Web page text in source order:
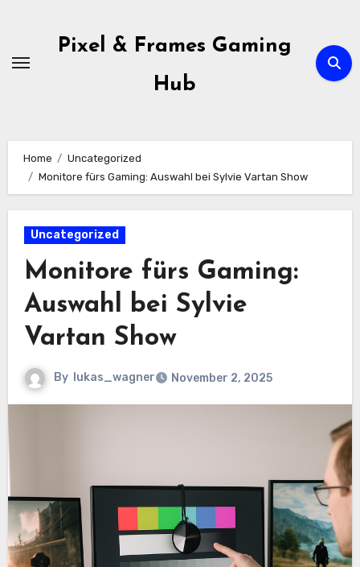
content
Pixel & Frames Gaming
Hub
Home
Uncategorized
Monitore fürs Gaming: Auswahl bei Sylvie Vartan Show
Uncategorized
Monitore fürs Gaming:
Auswahl bei Sylvie
Vartan Show
By lukas_wagner November 2, 2025